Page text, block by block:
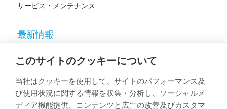
このサイトのクッキーについて
当社はクッキーを使用して、サイトのパフォーマンス及
び使用状況に関する情報を収集・分析し、ソーシャルメ
ディア機能提供、コンテンツと広告の改善及びカスタマ
サービス・メンテナンス
最新情報
参考施設
イベント
ウェビナー
学術論文